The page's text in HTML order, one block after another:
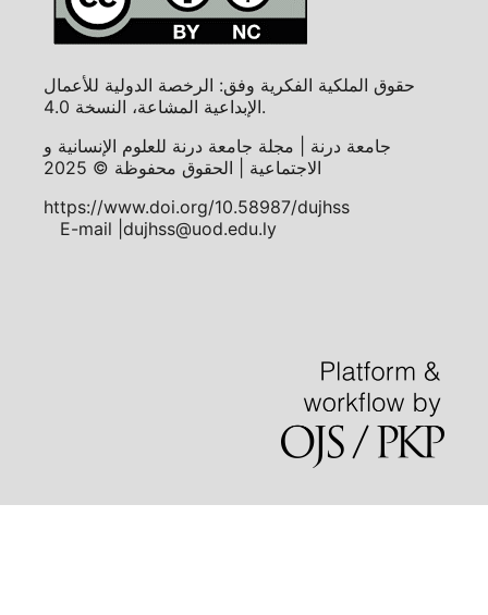
حقوق الملكية الفكرية وفق: الرخصة الدولية للأعمال
الإبداعية المشاعة، النسخة 4.0.
جامعة درنة | مجلة جامعة درنة للعلوم الإنسانية و
الاجتماعية | الحقوق محفوظة © 2025
https://www.doi.org/10.58987/dujhss
E-mail |dujhss@uod.edu.ly